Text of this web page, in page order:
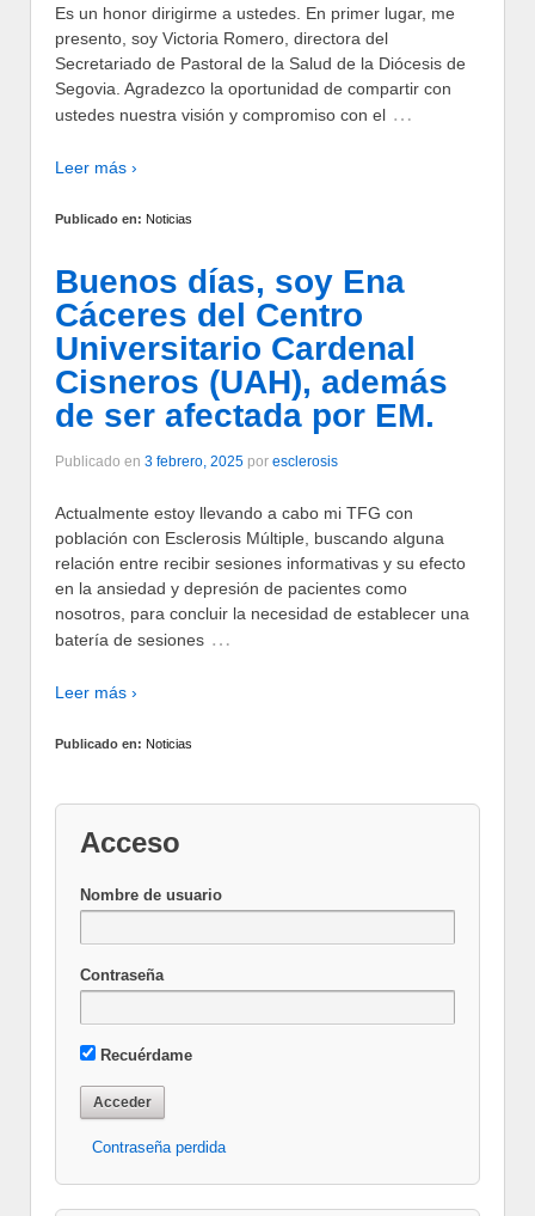
Es un honor dirigirme a ustedes. En primer lugar, me
presento, soy Victoria Romero, directora del
Secretariado de Pastoral de la Salud de la Diócesis de
Segovia. Agradezco la oportunidad de compartir con
ustedes nuestra visión y compromiso con el …
Leer más ›
Publicado en: Noticias
Buenos días, soy Ena
Cáceres del Centro
Universitario Cardenal
Cisneros (UAH), además
de ser afectada por EM.
Publicado en 3 febrero, 2025 por esclerosis
Actualmente estoy llevando a cabo mi TFG con
población con Esclerosis Múltiple, buscando alguna
relación entre recibir sesiones informativas y su efecto
en la ansiedad y depresión de pacientes como
nosotros, para concluir la necesidad de establecer una
batería de sesiones …
Leer más ›
Publicado en: Noticias
Acceso
Nombre de usuario
Contraseña
Recuérdame
Contraseña perdida